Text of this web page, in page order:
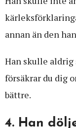
annan än den
Han skulle aldrig
försäkrar du dig
bättre.
4. Han